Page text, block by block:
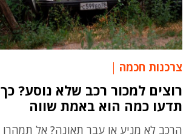
צרכנות חכמה
רוצים למכור רכב שלא נוסע? כך
תדעו כמה הוא באמת שווה
הרכב לא מניע או עבר תאונה? אל תמהרו